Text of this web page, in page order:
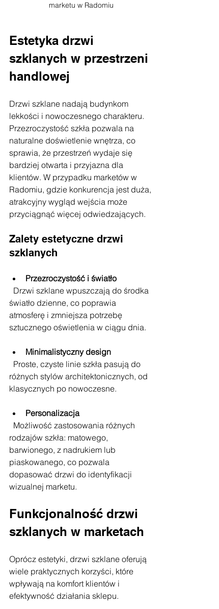
marketu w Radomiu
Estetyka drzwi
szklanych w przestrzeni
handlowej
Drzwi szklane nadają budynkom
lekkości i nowoczesnego charakteru.
Przezroczystość szkła pozwala na
naturalne doświetlenie wnętrza, co
sprawia, że przestrzeń wydaje się
bardziej otwarta i przyjazna dla
klientów. W przypadku marketów w
Radomiu, gdzie konkurencja jest duża,
atrakcyjny wygląd wejścia może
przyciągnąć więcej odwiedzających.
Zalety estetyczne drzwi
szklanych
Przezroczystość i światło
światło dzienne, co poprawia
atmosferę i zmniejsza potrzebę
sztucznego oświetlenia w ciągu dnia.
Minimalistyczny design
różnych stylów architektonicznych, od
klasycznych po nowoczesne.
Personalizacja
rodzajów szkła: matowego,
barwionego, z nadrukiem lub
piaskowanego, co pozwala
dopasować drzwi do identyfikacji
wizualnej marketu.
Funkcjonalność drzwi
szklanych w marketach
Oprócz estetyki, drzwi szklane oferują
wiele praktycznych korzyści, które
wpływają na komfort klientów i
efektywność działania sklepu.